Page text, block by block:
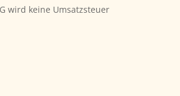
wird keine Umsatzsteuer